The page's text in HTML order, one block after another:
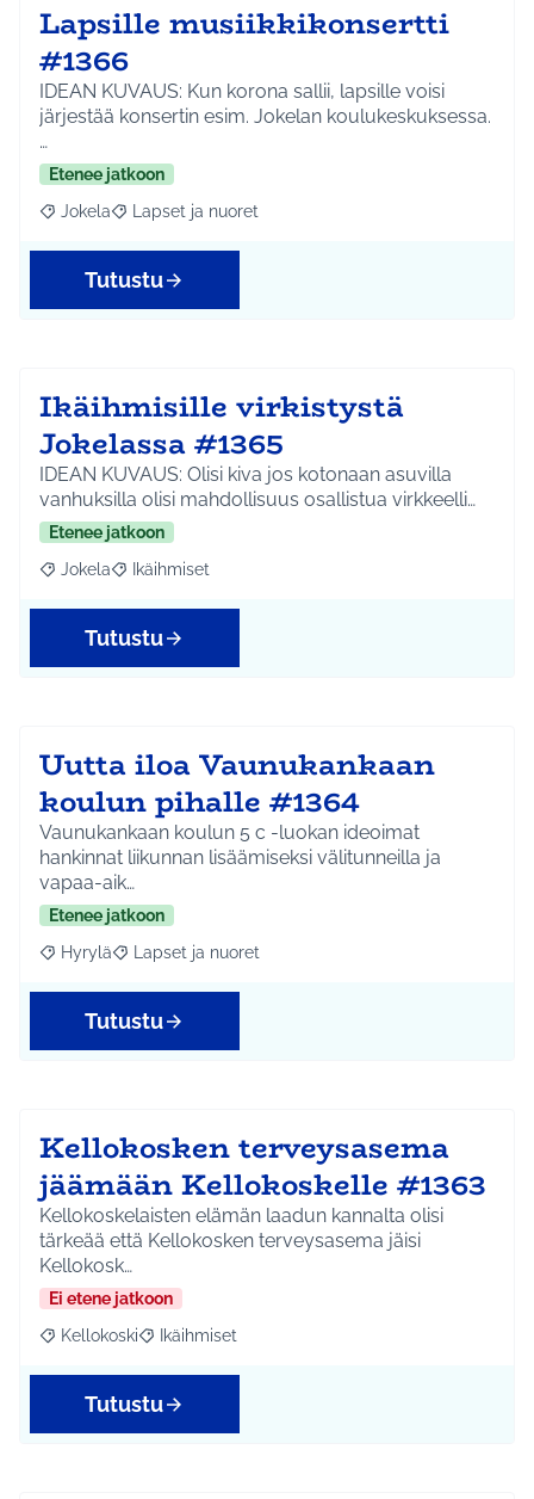
Lapsille musiikkikonsertti
#1366
IDEAN KUVAUS: Kun korona sallii, lapsille voisi
järjestää konsertin esim. Jokelan koulukeskuksessa.
…
Etenee jatkoon
Rajaa tulokset aihepiirin mukaan: Jokela
Jokela Rajaa tulokset teeman mukaan: Lapset ja nuoret
Lapset ja nuoret
Tutustu
Ikäihmisille virkistystä
Jokelassa #1365
IDEAN KUVAUS: Olisi kiva jos kotonaan asuvilla
vanhuksilla olisi mahdollisuus osallistua virkkeelli…
Etenee jatkoon
Rajaa tulokset aihepiirin mukaan: Jokela
Jokela Rajaa tulokset teeman mukaan: Ikäihmiset
Ikäihmiset
Tutustu
Uutta iloa Vaunukankaan
koulun pihalle #1364
Vaunukankaan koulun 5 c -luokan ideoimat
hankinnat liikunnan lisäämiseksi välitunneilla ja
vapaa-aik…
Etenee jatkoon
Rajaa tulokset aihepiirin mukaan: Hyrylä
Hyrylä Rajaa tulokset teeman mukaan: Lapset ja nuoret
Lapset ja nuoret
Tutustu
Kellokosken terveysasema
jäämään Kellokoskelle #1363
Kellokoskelaisten elämän laadun kannalta olisi
tärkeää että Kellokosken terveysasema jäisi
Kellokosk…
Ei etene jatkoon
Rajaa tulokset aihepiirin mukaan: Kellokoski
Kellokoski Rajaa tulokset teeman mukaan: Ikäihmiset
Ikäihmiset
Tutustu